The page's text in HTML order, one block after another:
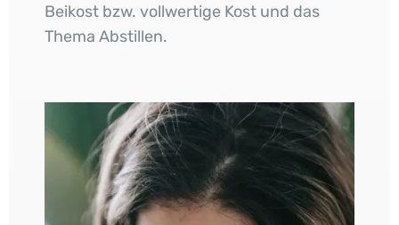
Beikost bzw. vollwertige Kost und das
Thema Abstillen.